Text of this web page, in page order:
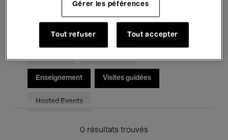
Enseignement Visites guidées
Hosted Events
0 résultats trouvés
Gérer les péférences
Tout refuser Tout accepter